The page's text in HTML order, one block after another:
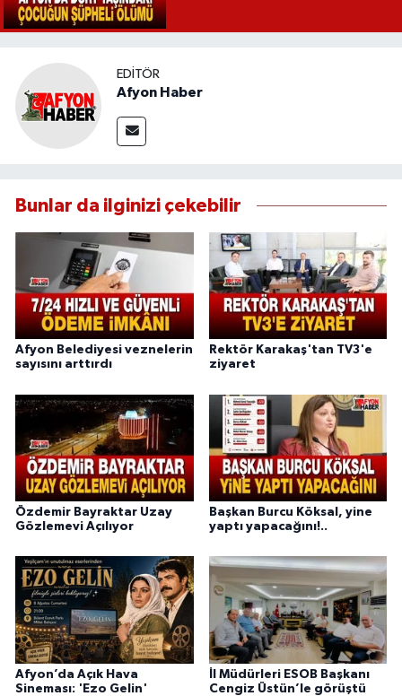
EDITÖR
Afyon Haber
Bunlar da ilginizi çekebilir
Afyon Belediyesi veznelerin
sayısını arttırdı
Rektör Karakaş'tan TV3'e
ziyaret
Özdemir Bayraktar Uzay
Gözlemevi Açılıyor
Başkan Burcu Köksal, yine
yaptı yapacağını!..
Afyon’da Açık Hava
Sineması: 'Ezo Gelin'
İl Müdürleri ESOB Başkanı
Cengiz Üstün’le görüştü